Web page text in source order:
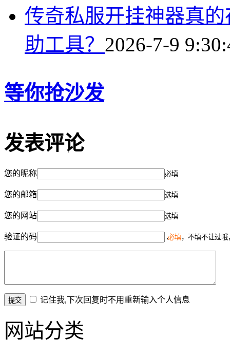
传奇私服开挂神器真
助工具？ 2026-7-9
等你抢沙发
发表评论
您的昵称 必填
您的邮箱 选填
您的网站 选填
验证的码 必填，不填不让过
记住我,下次回复时不用重新输入个人信息
网站分类